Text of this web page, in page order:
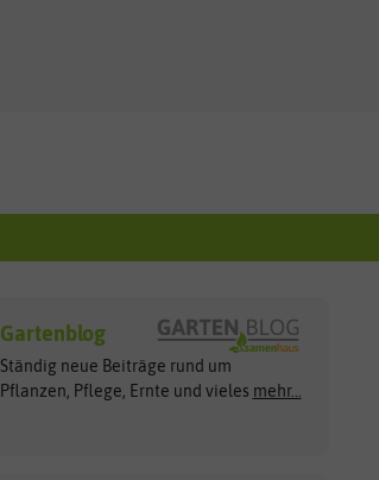
Gartenblog
Ständig neue Beiträge rund um
Pflanzen, Pflege, Ernte und vieles mehr...